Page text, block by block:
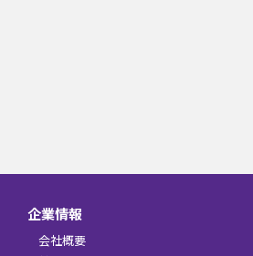
企業情報
会社概要